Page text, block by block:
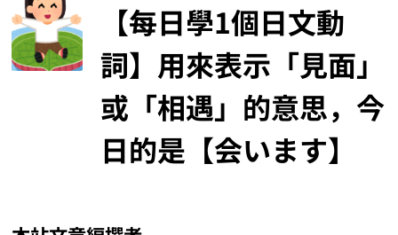
【每日學1個日文動
詞】用來表示「見面」
或「相遇」的意思，今
日的是【会います】